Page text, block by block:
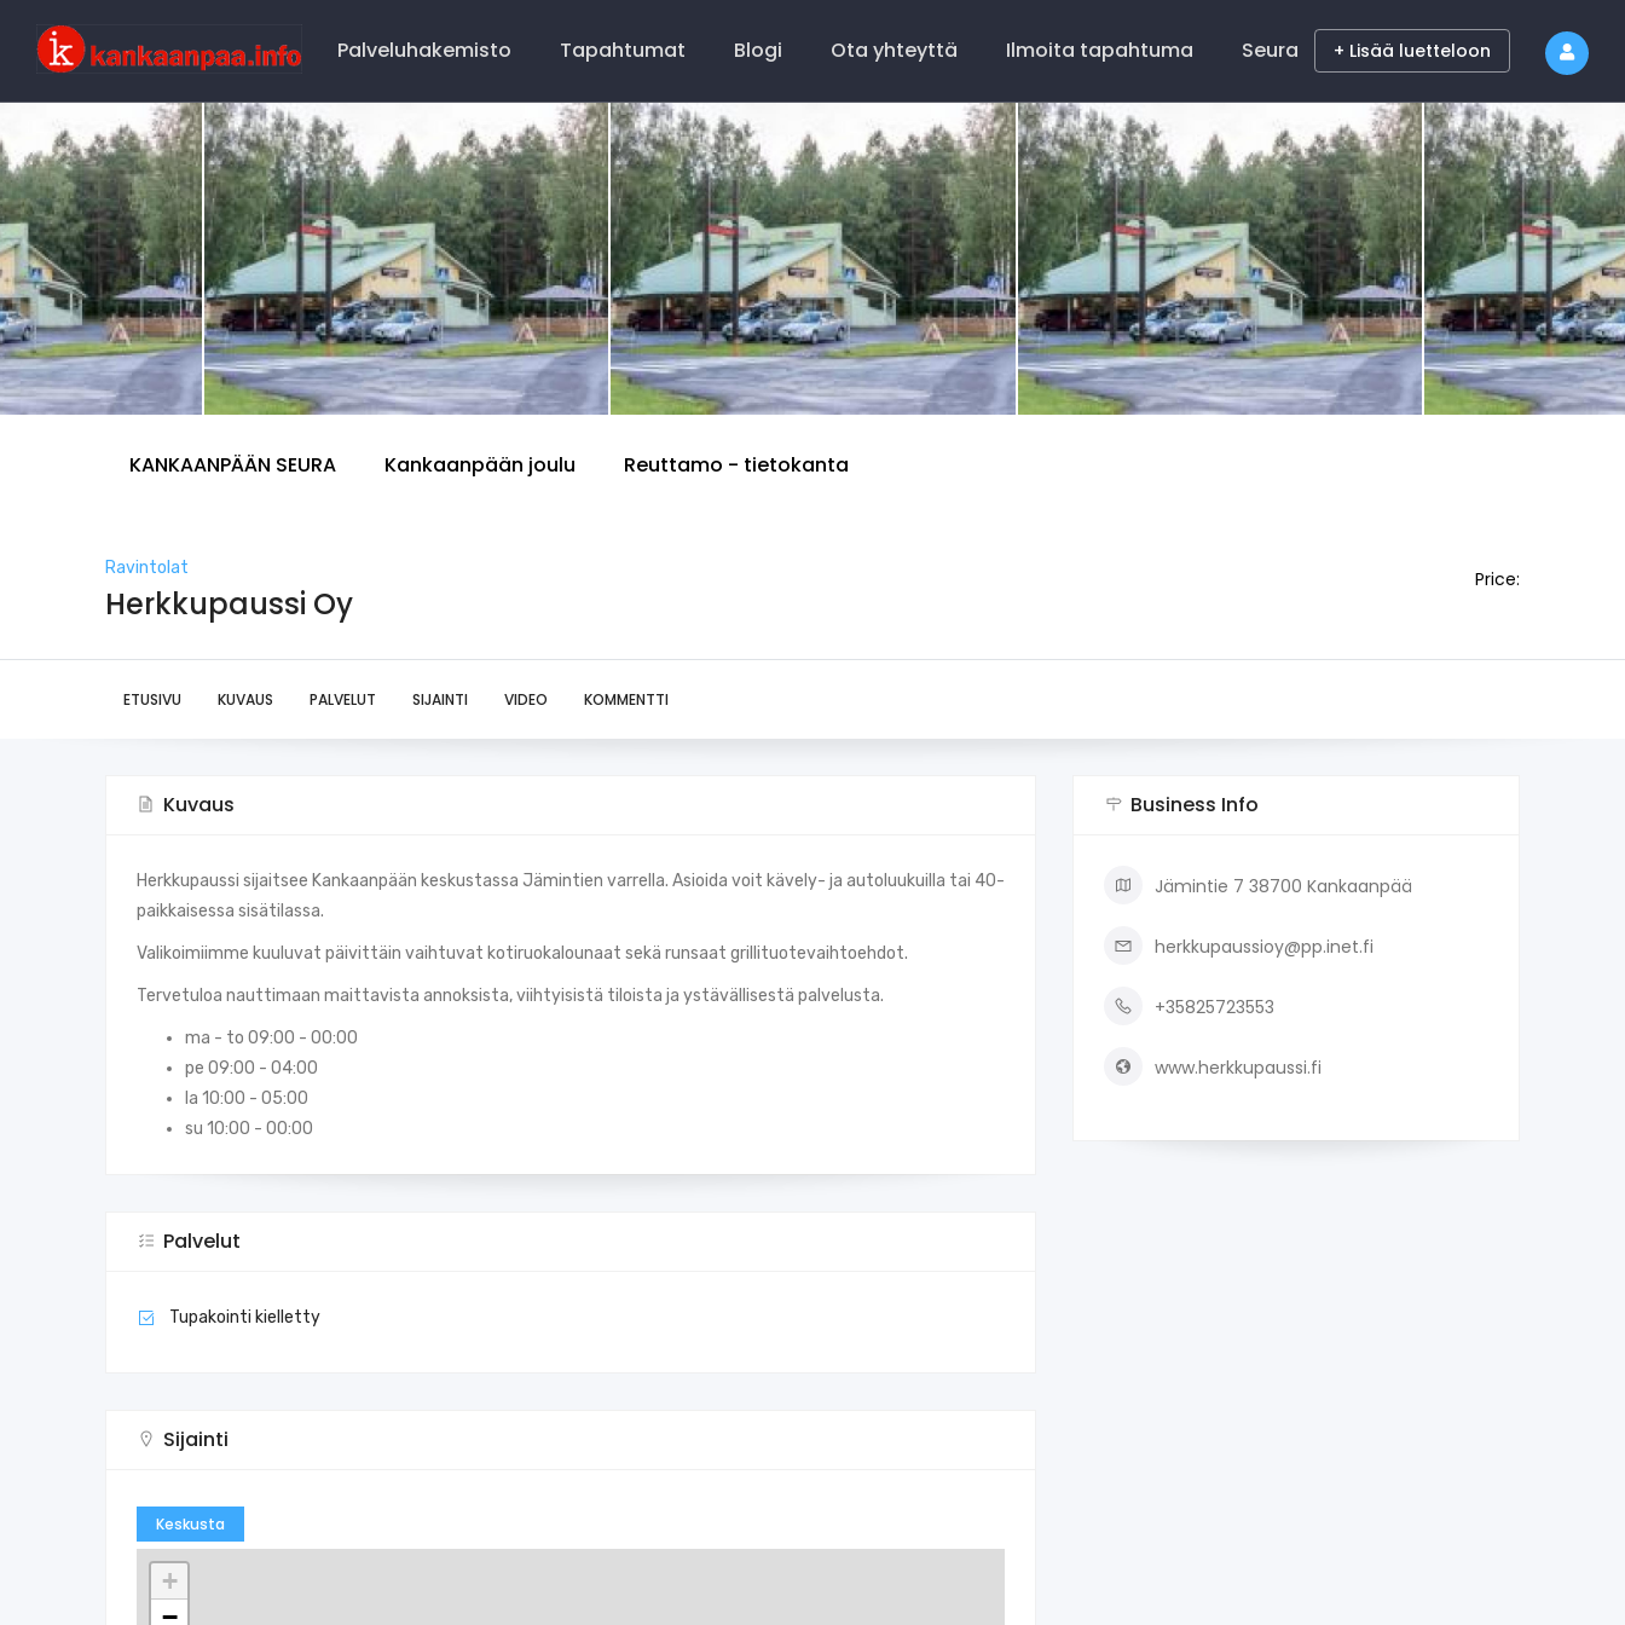
Navigation
Palveluhakemisto Tapahtumat Blogi Ota yhteyttä Ilmoita tapahtuma Seura + Lisää luetteloon
Seura
KANKAANPÄÄN SEURA Kankaanpään joulu Reuttamo - tietokanta
Ravintolat
Herkkupaussi Oy
Price:
ETUSIVU KUVAUS PALVELUT SIJAINTI VIDEO KOMMENTTI
Kuvaus
Herkkupaussi sijaitsee Kankaanpään keskustassa Jämintien varrella. Asioida voit kävely- ja autoluukuilla tai 40-
paikkaisessa sisätilassa.
Valikoimiimme kuuluvat päivittäin vaihtuvat kotiruokalounaat sekä runsaat grillituotevaihtoehdot.
Tervetuloa nauttimaan maittavista annoksista, viihtyisistä tiloista ja ystävällisestä palvelusta.
ma - to 09:00 - 00:00
pe 09:00 - 04:00
la 10:00 - 05:00
su 10:00 - 00:00
Palvelut
Tupakointi kielletty
Sijainti
Keskusta
+
−
Business Info
Jämintie 7 38700 Kankaanpää
herkkupaussioy@pp.inet.fi
+35825723553
www.herkkupaussi.fi